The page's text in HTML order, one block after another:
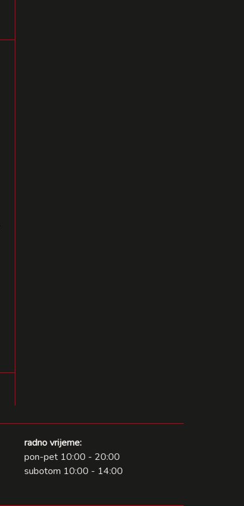
radno vrijeme:
pon-pet 10:00 - 20:00
subotom 10:00 - 14:00